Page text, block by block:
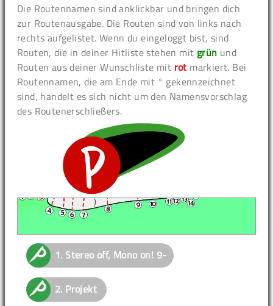
Die Routennamen sind anklickbar und bringen dich
zur Routenausgabe. Die Routen sind von links nach
rechts aufgelistet. Wenn du eingeloggt bist, sind
Routen, die in deiner Hitliste stehen mit grün und
Routen aus deiner Wunschliste mit rot markiert. Bei
Routennamen, die am Ende mit ° gekennzeichnet
sind, handelt es sich nicht um den Namensvorschlag
des Routenerschließers.
1. Stereo off, Mono on! 9-
2. Projekt